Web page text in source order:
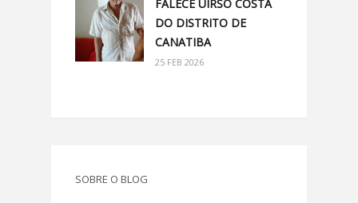
FALECE UIRSO COSTA
DO DISTRITO DE
CANATIBA
25 FEB 2026
SOBRE O BLOG